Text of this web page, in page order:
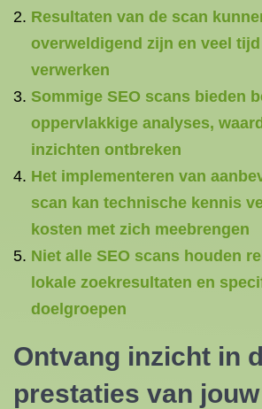
Resultaten van de scan
overweldigend zijn en veel
verwerken
Sommige SEO scans bieden
oppervlakkige analyses,
inzichten ontbreken
Het implementeren van
scan kan technische kennis
kosten met zich meebrengen
Niet alle SEO scans houden
lokale zoekresultaten en
doelgroepen
Ontvang inzicht in
prestaties van jouw